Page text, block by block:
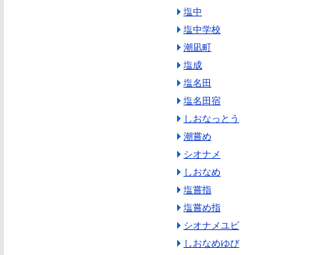
塩中
塩中学校
潮凪町
塩成
塩名田
塩名田宿
しおなっとう
潮嘗め
シオナメ
しおなめ
塩嘗指
塩嘗め指
シオナメユビ
しおなめゆび